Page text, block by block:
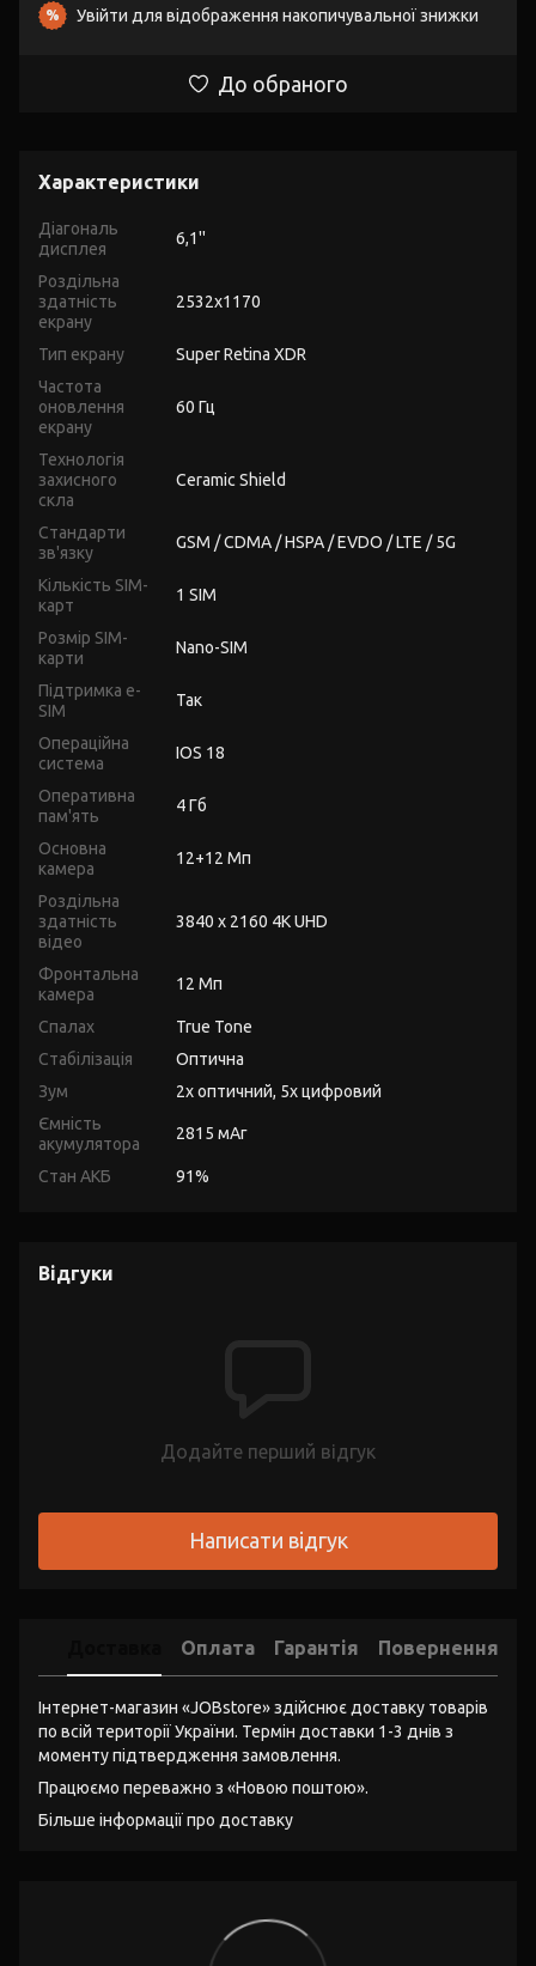
% Увійти для відображення накопичувальної знижки
До обраного
Характеристики
Діагональ
дисплея
6,1''
Роздільна
здатність
екрану
2532х1170
Тип екрану
Super Retina XDR
Частота
оновлення
екрану
60 Гц
Технологія
захисного
скла
Ceramic Shield
Стандарти
зв'язку
GSM / CDMA / HSPA / EVDO / LTE / 5G
Кількість SIM-
карт
1 SIM
Розмір SIM-
карти
Nano-SIM
Підтримка e-
SIM
Так
Операційна
система
IOS 18
Оперативна
пам'ять
4 Гб
Основна
камера
12+12 Мп
Роздільна
здатність
відео
3840 x 2160 4K UHD
Фронтальна
камера
12 Мп
Спалах
True Tone
Стабілізація
Оптична
Зум
2х оптичний, 5х цифровий
Ємність
акумулятора
2815 мАг
Стан АКБ 91%
Відгуки
Додайте перший відгук
Написати відгук
Оплата Гарантія Повернення
Інтернет-магазин «JOBstore» здійснює доставку товарів
по всій території України. Термін доставки 1-3 днів з
моменту підтвердження замовлення.
Працюємо переважно з «Новою поштою».
Більше інформації про доставку